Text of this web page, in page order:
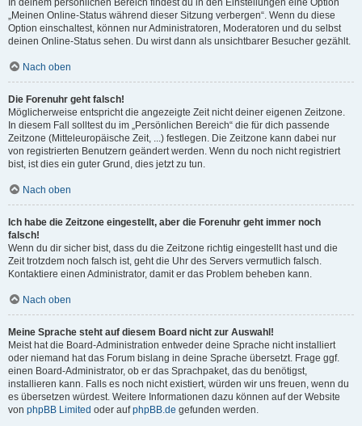
In deinem persönlichen Bereich findest du in den Einstellungen eine Option
„Meinen Online-Status während dieser Sitzung verbergen“. Wenn du diese
Option einschaltest, können nur Administratoren, Moderatoren und du selbst
deinen Online-Status sehen. Du wirst dann als unsichtbarer Besucher gezählt.
Nach oben
Die Forenuhr geht falsch!
Möglicherweise entspricht die angezeigte Zeit nicht deiner eigenen Zeitzone.
In diesem Fall solltest du im „Persönlichen Bereich“ die für dich passende
Zeitzone (Mitteleuropäische Zeit, ...) festlegen. Die Zeitzone kann dabei nur
von registrierten Benutzern geändert werden. Wenn du noch nicht registriert
bist, ist dies ein guter Grund, dies jetzt zu tun.
Nach oben
Ich habe die Zeitzone eingestellt, aber die Forenuhr geht immer noch
falsch!
Wenn du dir sicher bist, dass du die Zeitzone richtig eingestellt hast und die
Zeit trotzdem noch falsch ist, geht die Uhr des Servers vermutlich falsch.
Kontaktiere einen Administrator, damit er das Problem beheben kann.
Nach oben
Meine Sprache steht auf diesem Board nicht zur Auswahl!
Meist hat die Board-Administration entweder deine Sprache nicht installiert
oder niemand hat das Forum bislang in deine Sprache übersetzt. Frage ggf.
einen Board-Administrator, ob er das Sprachpaket, das du benötigst,
installieren kann. Falls es noch nicht existiert, würden wir uns freuen, wenn du
es übersetzen würdest. Weitere Informationen dazu können auf der Website
von phpBB Limited oder aufphpBB.de gefunden werden.